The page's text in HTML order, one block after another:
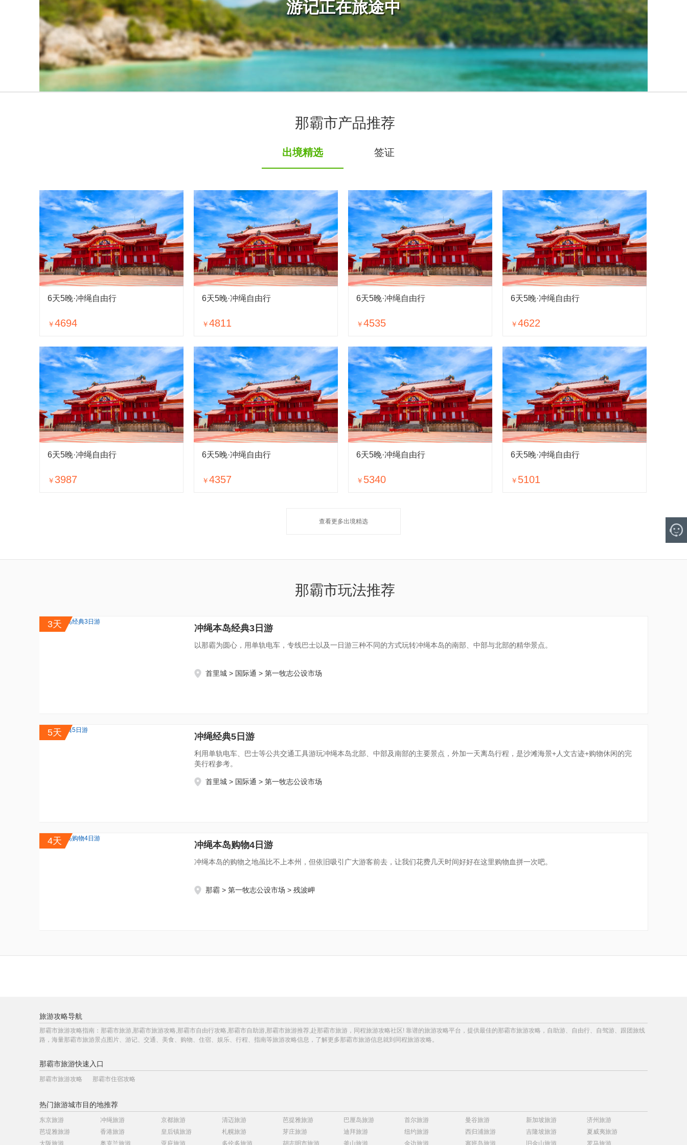
游记正在旅途中
那霸市产品推荐
出境精选 签证
6天5晚·冲绳自由行
￥4694
6天5晚·冲绳自由行
￥4811
6天5晚·冲绳自由行
￥4535
6天5晚·冲绳自由行
￥4622
6天5晚·冲绳自由行
￥ 3987
6天5晚·冲绳自由行
￥4357
6天5晚·冲绳自由行
￥ 5340
6天5晚·冲绳自由行
￥ 5101
查看更多出境精选
那霸市玩法推荐
3天 冲绳本岛经典3日游
以那霸为圆心，用单轨电车，专线巴士以及一日游三种不同的方式玩转冲绳本岛的南部、中部与北部的精华景点。
首里城 > 国际通 > 第一牧志公设市场
5天 冲绳经典5日游
利用单轨电车、巴士等公共交通工具游玩冲绳本岛北部、中部及南部的主要景点，外加一天离岛行程，是沙滩海景+人文古迹+购物休闲的完
美行程参考。
首里城 > 国际通 > 第一牧志公设市场
4天 冲绳本岛购物4日游
冲绳本岛的购物之地虽比不上本州，但依旧吸引广大游客前去，让我们花费几天时间好好在这里购物血拼一次吧。
那霸 > 第一牧志公设市场 > 残波岬
旅游攻略导航
那霸市旅游攻略指南：那霸市旅游,那霸市旅游攻略,那霸市自由行攻略,那霸市自助游,那霸市旅游推荐,赴那霸市旅游，同程旅游攻略社区! 靠谱的旅游攻略平台，提供最佳的那霸市旅游攻略，自助游、自由行、自驾游、跟团旅线
路，海量那霸市旅游景点图片、游记、交通、美食、购物、住宿、娱乐、行程、指南等旅游攻略信息，了解更多那霸市旅游信息就到同程旅游攻略。
那霸市旅游快速入口
那霸市旅游攻略 那霸市住宿攻略
热门旅游城市目的地推荐
东京旅游 冲绳旅游 京都旅游 清迈旅游 芭提雅旅游 巴厘岛旅游 首尔旅游 曼谷旅游 新加坡旅游
济州旅游
芭堤雅旅游
香港旅游 皇后镇旅游 札幌旅游 芽庄旅游 迪拜旅游 纽约旅游 西归浦旅游 吉隆坡旅游
夏威夷旅游
大阪旅游
奥克兰旅游 亚庇旅游 多伦多旅游 胡志明市旅游 釜山旅游 金边旅游 塞班岛旅游 旧金山旅游 罗马旅游